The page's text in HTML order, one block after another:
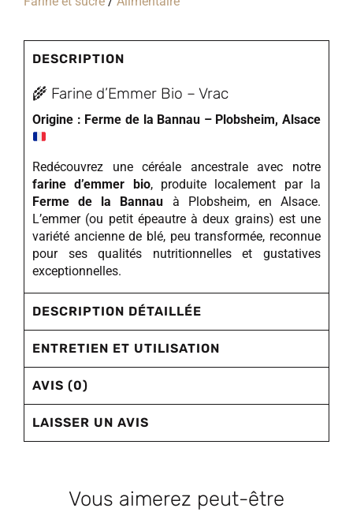
DESCRIPTION
🌾 Farine d’Emmer Bio – Vrac
Origine : Ferme de la Bannau – Plobsheim, Alsace
Redécouvrez une céréale ancestrale avec notre
farine d’emmer bio, produite localement par la
Ferme de la Bannau à Plobsheim, en Alsace.
L’emmer (ou petit épeautre à deux grains) est une
variété ancienne de blé, peu transformée, reconnue
pour ses qualités nutritionnelles et gustatives
exceptionnelles.
DESCRIPTION DÉTAILLÉE
ENTRETIEN ET UTILISATION
AVIS (0)
LAISSER UN AVIS
Vous aimerez peut-être